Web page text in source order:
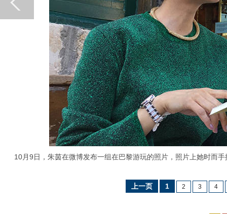
10月9日，朱茵在微博发布一组在巴黎游玩的照片，照片上她时而手
上一页 1 2 3 4